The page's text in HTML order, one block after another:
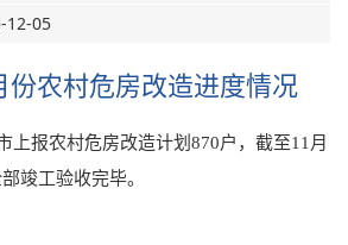
12-05
农村危房改造进度情况
上报农村危房改造计划870户，截至11月
竣工验收完毕。